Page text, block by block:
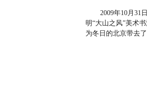
2009年10月31
明“大山之风”美术
为冬日的北京带去